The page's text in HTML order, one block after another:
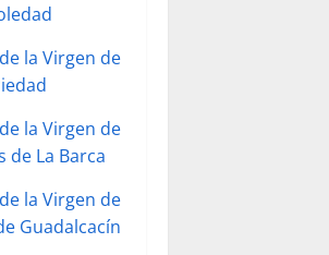
la Virgen de
la Virgen de
de La Barca
la Virgen de
Guadalcacín